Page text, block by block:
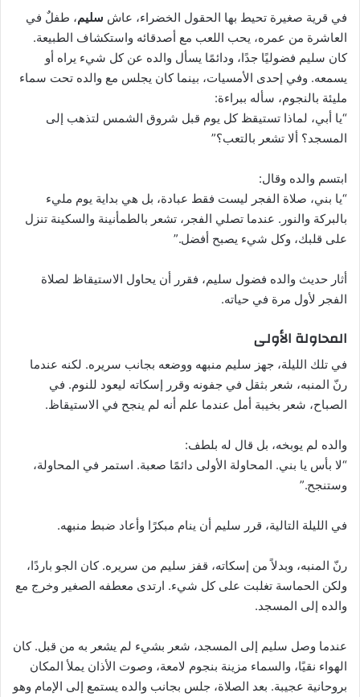
في قرية صغيرة تحيط بها الحقول الخضراء، عاش سليم، طفلٌ في
العاشرة من عمره، يحب اللعب مع أصدقائه واستكشاف الطبيعة.
كان سليم فضوليًا جدًا، ودائمًا يسأل والده عن كل شيء يراه أو
يسمعه. وفي إحدى الأمسيات، بينما كان يجلس مع والده تحت سماء
مليئة بالنجوم، سأله ببراءة:
“يا أبي، لماذا تستيقظ كل يوم قبل شروق الشمس لتذهب إلى
المسجد؟ ألا تشعر بالتعب؟”
ابتسم والده وقال:
“يا بني، صلاة الفجر ليست فقط عبادة، بل هي بداية يوم مليء
بالبركة والنور. عندما تصلي الفجر، تشعر بالطمأنينة والسكينة تنزل
على قلبك، وكل شيء يصبح أفضل.”
أثار حديث والده فضول سليم، فقرر أن يحاول الاستيقاظ لصلاة
الفجر لأول مرة في حياته.
المحاولة الأولى
في تلك الليلة، جهز سليم منبهه ووضعه بجانب سريره. لكنه عندما
رنّ المنبه، شعر بثقل في جفونه وقرر إسكاته ليعود للنوم. في
الصباح، شعر بخيبة أمل عندما علم أنه لم ينجح في الاستيقاظ.
والده لم يوبخه، بل قال له بلطف:
“لا بأس يا بني. المحاولة الأولى دائمًا صعبة. استمر في المحاولة،
وستنجح.”
في الليلة التالية، قرر سليم أن ينام مبكرًا وأعاد ضبط منبهه.
رنّ المنبه، وبدلاً من إسكاته، قفز سليم من سريره. كان الجو باردًا،
ولكن الحماسة تغلبت على كل شيء. ارتدى معطفه الصغير وخرج مع
والده إلى المسجد.
عندما وصل سليم إلى المسجد، شعر بشيء لم يشعر به من قبل. كان
الهواء نقيًا، والسماء مزينة بنجوم لامعة، وصوت الأذان يملأ المكان
بروحانية عجيبة. بعد الصلاة، جلس بجانب والده يستمع إلى الإمام وهو